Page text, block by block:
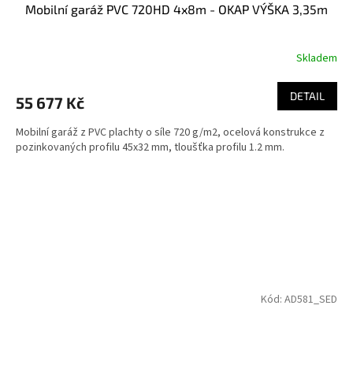
Mobilní garáž PVC 720HD 4x8m - OKAP VÝŠKA 3,35m
Skladem
55 677 Kč DETAIL
Mobilní garáž z PVC plachty o síle 720 g/m2, ocelová konstrukce z
pozinkovaných profilu 45x32 mm, tloušťka profilu 1.2 mm.
Kód: AD581_SED